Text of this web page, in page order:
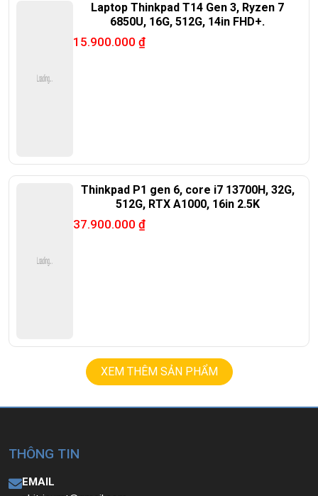
Laptop Thinkpad T14 Gen 3, Ryzen 7
6850U, 16G, 512G, 14in FHD+.
15.900.000 ₫